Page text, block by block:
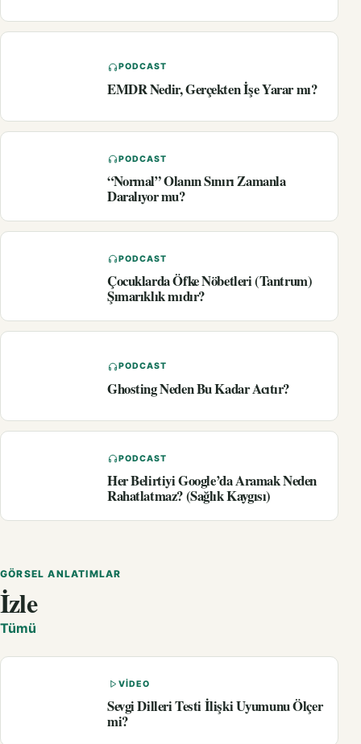
PODCAST
EMDR Nedir, Gerçekten İşe Yarar mı?
PODCAST
“Normal” Olanın Sınırı Zamanla
Daralıyor mu?
PODCAST
Çocuklarda Öfke Nöbetleri (Tantrum)
Şımarıklık mıdır?
PODCAST
Ghosting Neden Bu Kadar Acıtır?
PODCAST
Her Belirtiyi Google’da Aramak Neden
Rahatlatmaz? (Sağlık Kaygısı)
GÖRSEL ANLATIMLAR
İzle
Tümü
VIDEO
Sevgi Dilleri Testi İlişki Uyumunu Ölçer
mi?